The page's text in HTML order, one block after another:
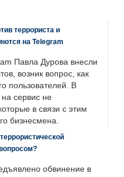
террориста и
на Telegram
Павла Дурова внесли
возник вопрос, как
пользователей. В
сервис не
в связи с этим
бизнесмена.
обвинение в